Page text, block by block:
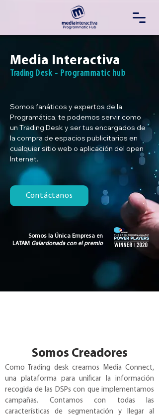
Media Interactiva
Trading Desk - Programmatic hub
Somos fanáticos y expertos de la
Programática, te podemos servir como
un Trading Desk y ser tus encargados de
la compra de espacios publicitarios en
cualquier sitio web o aplicación del open
Internet.
Contáctanos
Somos la Única Empresa en
LATAM Galardonada con el premio
Somos Creadores
Como Trading desk creamos Media Connect,
una plataforma para unificar la información
recogida de las DSPs con que implementamos
campañas. Contamos con todas las
características de segmentación y llegar al